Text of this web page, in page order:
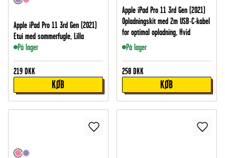
Apple iPad Pro 11 3rd Gen (2021)
Etui med sommerfugle, Lilla
På lager
219 DKK
KØB
Apple iPad Pro 11 3rd Gen (2021)
Opladningskit med 2m USB-C-kabel
for optimal opladning, Hvid
På lager
258 DKK
KØB